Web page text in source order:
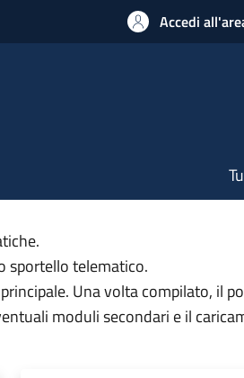
Accedi
sportello telematico.
Una volta compilato, il
moduli secondari e il